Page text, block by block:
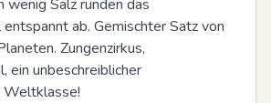
wenig Salz runden das
ab. Gemischter Satz von
Zungenzirkus,
ein unbeschreiblicher
Weltklasse!